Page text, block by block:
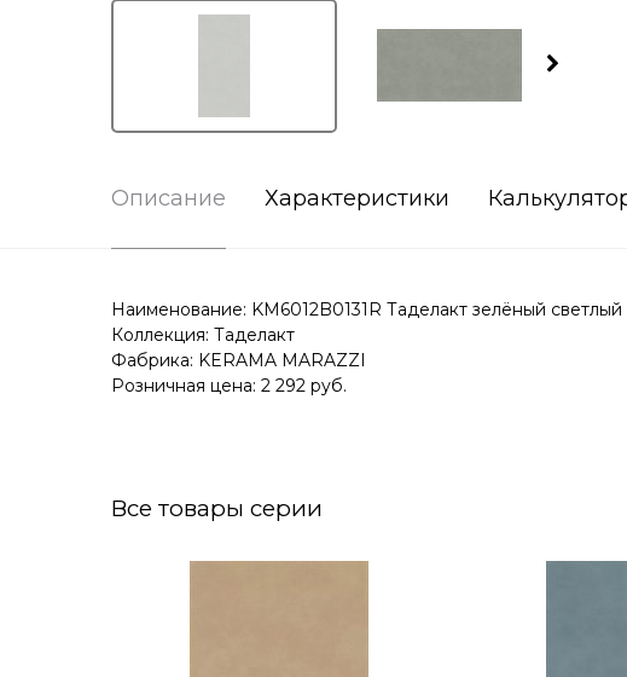
Описание Характеристики
Наименование: KM6012B0131R Таделакт зелёный
Коллекция: Таделакт
Фабрика: KERAMA MARAZZI
Розничная цена: 2 292 руб.
Все товары серии